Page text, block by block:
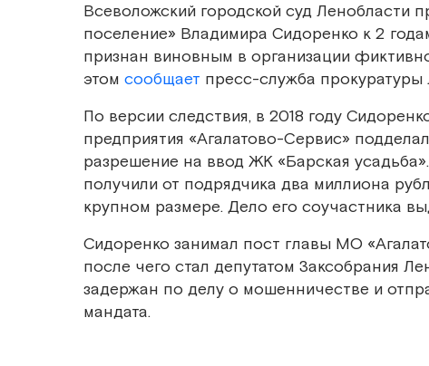
Всеволожский городской суд Ленобласти
поселение» Владимира Сидоренко к 2
признан виновным в организации
этом сообщает пресс-служба прокуратуры
По версии следствия, в 2018 году
предприятия «Агалатово-Сервис»
разрешение на ввод ЖК «Барская
получили от подрядчика два миллиона
крупном размере. Дело его соучастника
Сидоренко занимал пост главы МО
после чего стал депутатом Заксобрания
задержан по делу о мошенничестве и
мандата.